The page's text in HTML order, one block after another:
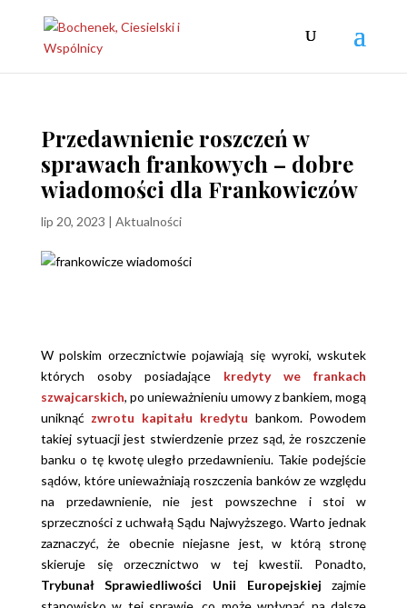
Przedawnienie roszczeń w
sprawach frankowych – dobre
wiadomości dla Frankowiczów
lip 20, 2023 | Aktualności
W polskim orzecznictwie pojawiają się wyroki, wskutek
których osoby posiadające kredyty we frankach
szwajcarskich, po unieważnieniu umowy z bankiem, mogą
uniknąć zwrotu kapitału kredytu bankom. Powodem
takiej sytuacji jest stwierdzenie przez sąd, że roszczenie
banku o tę kwotę uległo przedawnieniu. Takie podejście
sądów, które unieważniają roszczenia banków ze względu
na przedawnienie, nie jest powszechne i stoi w
sprzeczności z uchwałą Sądu Najwyższego. Warto jednak
zaznaczyć, że obecnie niejasne jest, w którą stronę
skieruje się orzecznictwo w tej kwestii. Ponadto,
Trybunał Sprawiedliwości Unii Europejskiej zajmie